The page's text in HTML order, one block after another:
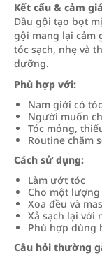
Kết cấu & cảm
Dầu gội tạo bọt
gội mang lại cảm
tóc sạch, nhẹ và
dưỡng.
Phù hợp với:
Nam giới có
Người muốn
Tóc mỏng,
Routine chăm
Cách sử dụng:
Làm ướt tóc
Cho một
Xoa đều và
Xả sạch lại với
Phù hợp dùng
Câu hỏi thường